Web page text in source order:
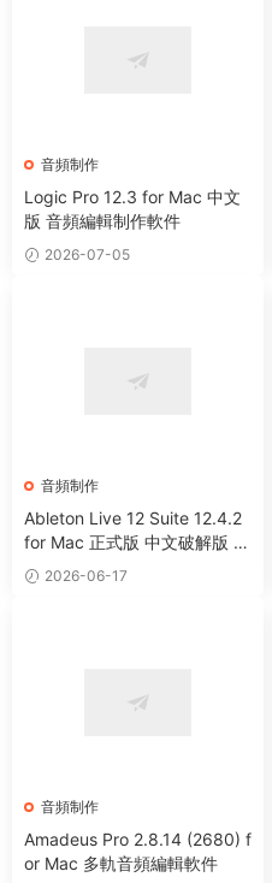
音頻制作
Logic Pro 12.3 for Mac 中文
版 音頻編輯制作軟件
2026-07-05
音頻制作
Ableton Live 12 Suite 12.4.2
for Mac 正式版 中文破解版 強
大音樂制作及演奏軟件
2026-06-17
音頻制作
Amadeus Pro 2.8.14 (2680) f
or Mac 多軌音頻編輯軟件